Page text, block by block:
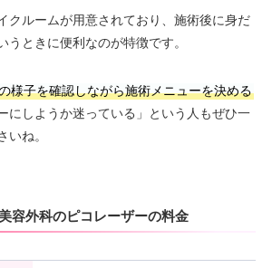
クルームが用意されており、施術後に身だ
うときに便利なのが特徴です。
様子を確認しながら施術メニューを決める
にしようか迷っている」という人もぜひ一
いね。
容外科のピコレーザーの料金